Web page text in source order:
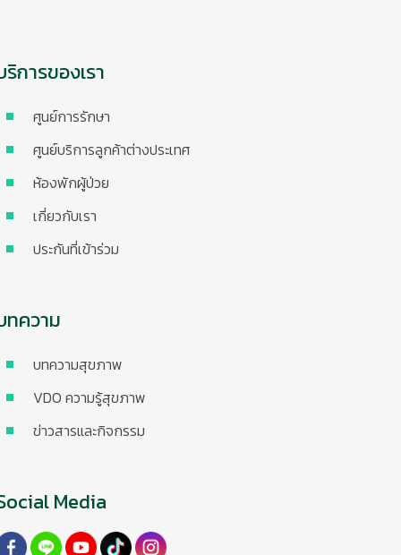
ริการของเรา
ศูนย์การรักษา
ศูนย์บริการลูกค้าต่างประเทศ
ห้องพักผู้ป่วย
เกี่ยวกับเรา
ประกันที่เข้าร่วม
ทความ
บทความสุขภาพ
VDO ความรู้สุขภาพ
ข่าวสารและกิจกรรม
Media